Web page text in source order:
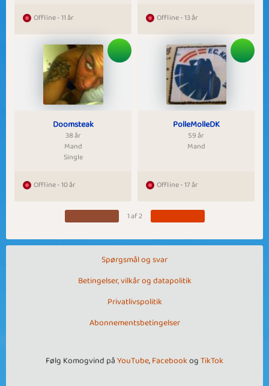
Offline - 11 år Offline - 13 år
Doomsteak
38 år
Mand
Single
Offline - 10 år
PolleMolleDK
59 år
Mand
Offline - 17 år
1 af 2
Spørgsmål og svar
Betingelser, vilkår og datapolitik
Privatlivspolitik
Abonnementsbetingelser
Følg Komogvind påYouTube,FacebookogTikTok